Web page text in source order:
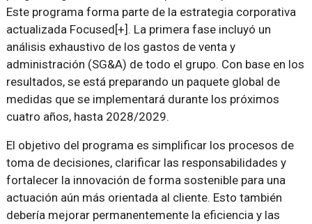
Este programa forma parte de la estrategia corporativa
actualizada Focused[+]. La primera fase incluyó un
análisis exhaustivo de los gastos de venta y
administración (SG&A) de todo el grupo. Con base en los
resultados, se está preparando un paquete global de
medidas que se implementará durante los próximos
cuatro años, hasta 2028/2029.
El objetivo del programa es simplificar los procesos de
toma de decisiones, clarificar las responsabilidades y
fortalecer la innovación de forma sostenible para una
actuación aún más orientada al cliente. Esto también
debería mejorar permanentemente la eficiencia y las